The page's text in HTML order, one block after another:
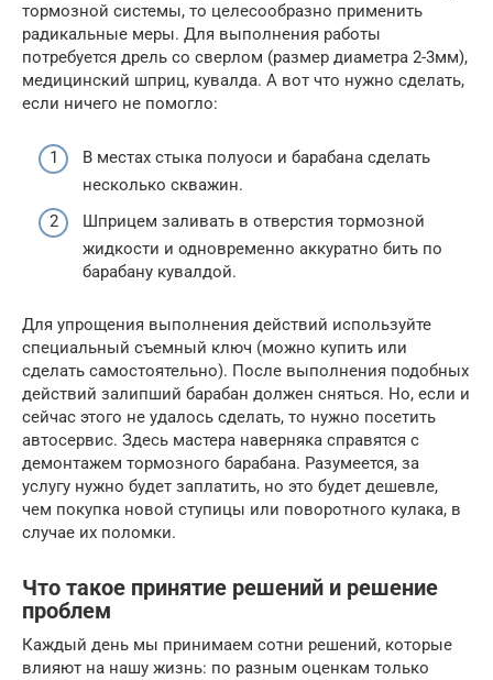
тормозной системы, то целесообразно применить
радикальные меры. Для выполнения работы
потребуется дрель со сверлом (размер диаметра 2-3мм),
медицинский шприц, кувалда. А вот что нужно сделать,
если ничего не помогло:
В местах стыка полуоси и барабана сделать
несколько скважин.
Шприцем заливать в отверстия тормозной
жидкости и одновременно аккуратно бить по
барабану кувалдой.
Для упрощения выполнения действий используйте
специальный съемный ключ (можно купить или
сделать самостоятельно). После выполнения подобных
действий залипший барабан должен сняться. Но, если и
сейчас этого не удалось сделать, то нужно посетить
автосервис. Здесь мастера наверняка справятся с
демонтажем тормозного барабана. Разумеется, за
услугу нужно будет заплатить, но это будет дешевле,
чем покупка новой ступицы или поворотного кулака, в
случае их поломки.
Что такое принятие решений и решение
проблем
Каждый день мы принимаем сотни решений, которые
влияют на нашу жизнь: по разным оценкам только